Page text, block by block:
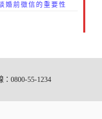
婚前徵信的重要性
0800-55-1234